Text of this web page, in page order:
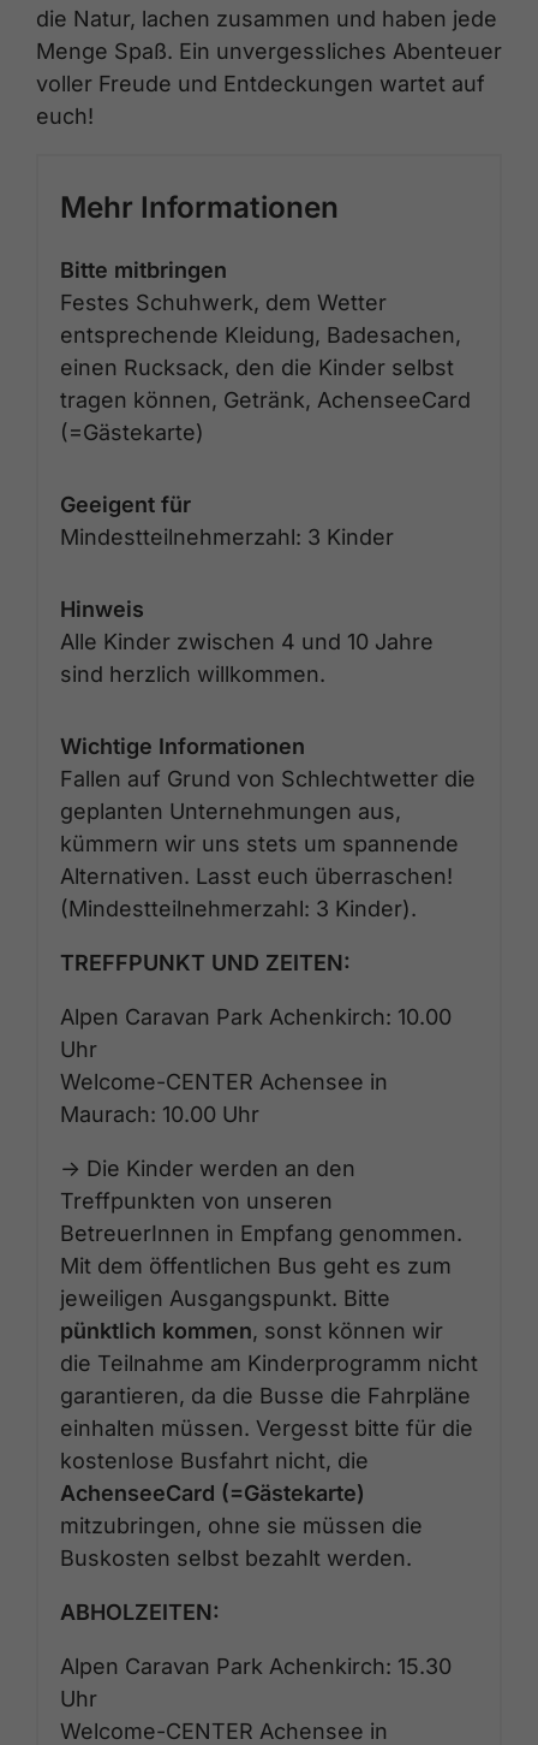
die Natur, lachen zusammen und haben jede
Menge Spaß. Ein unvergessliches Abenteuer
voller Freude und Entdeckungen wartet auf
euch!
Mehr Informationen
Bitte mitbringen
Festes Schuhwerk, dem Wetter
entsprechende Kleidung, Badesachen,
einen Rucksack, den die Kinder selbst
tragen können, Getränk, AchenseeCard
(=Gästekarte)
Geeigent für
Mindestteilnehmerzahl: 3 Kinder
Hinweis
Alle Kinder zwischen 4 und 10 Jahre
sind herzlich willkommen.
Wichtige Informationen
Fallen auf Grund von Schlechtwetter die
geplanten Unternehmungen aus,
kümmern wir uns stets um spannende
Alternativen. Lasst euch überraschen!
(Mindestteilnehmerzahl: 3 Kinder).
TREFFPUNKT UND ZEITEN:
Alpen Caravan Park Achenkirch: 10.00
Uhr
Welcome-CENTER Achensee in
Maurach: 10.00 Uhr
-> Die Kinder werden an den
Treffpunkten von unseren
BetreuerInnen in Empfang genommen.
Mit dem öffentlichen Bus geht es zum
jeweiligen Ausgangspunkt. Bitte
pünktlich kommen, sonst können wir
die Teilnahme am Kinderprogramm nicht
garantieren, da die Busse die Fahrpläne
einhalten müssen. Vergesst bitte für die
kostenlose Busfahrt nicht, die
AchenseeCard (=Gästekarte)
mitzubringen, ohne sie müssen die
Buskosten selbst bezahlt werden.
ABHOLZEITEN:
Alpen Caravan Park Achenkirch: 15.30
Uhr
Welcome-CENTER Achensee in